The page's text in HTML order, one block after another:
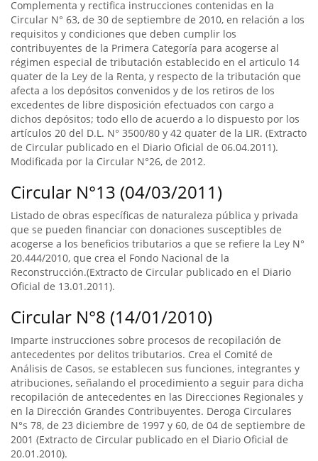
Complementa y rectifica instrucciones contenidas en la
Circular N° 63, de 30 de septiembre de 2010, en relación a los
requisitos y condiciones que deben cumplir los
contribuyentes de la Primera Categoría para acogerse al
régimen especial de tributación establecido en el articulo 14
quater de la Ley de la Renta, y respecto de la tributación que
afecta a los depósitos convenidos y de los retiros de los
excedentes de libre disposición efectuados con cargo a
dichos depósitos; todo ello de acuerdo a lo dispuesto por los
artículos 20 del D.L. N° 3500/80 y 42 quater de la LIR. (Extracto
de Circular publicado en el Diario Oficial de 06.04.2011).
Modificada por la Circular N°26, de 2012.
Circular N°13 (04/03/2011)
Listado de obras específicas de naturaleza pública y privada
que se pueden financiar con donaciones susceptibles de
acogerse a los beneficios tributarios a que se refiere la Ley N°
20.444/2010, que crea el Fondo Nacional de la
Reconstrucción.(Extracto de Circular publicado en el Diario
Oficial de 13.01.2011).
Circular N°8 (14/01/2010)
Imparte instrucciones sobre procesos de recopilación de
antecedentes por delitos tributarios. Crea el Comité de
Análisis de Casos, se establecen sus funciones, integrantes y
atribuciones, señalando el procedimiento a seguir para dicha
recopilación de antecedentes en las Direcciones Regionales y
en la Dirección Grandes Contribuyentes. Deroga Circulares
N°s 78, de 23 diciembre de 1997 y 60, de 04 de septiembre de
2001 (Extracto de Circular publicado en el Diario Oficial de
20.01.2010).